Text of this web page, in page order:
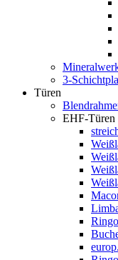
3-
Türen
EHF-Türen